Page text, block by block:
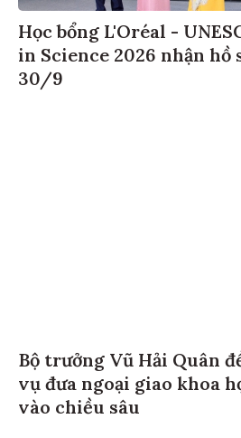
Học bổng L'Oréal -
in Science 2026 nhận hồ
30/9
Bộ trưởng Vũ Hải Quân
vụ đưa ngoại giao khoa
vào chiều sâu